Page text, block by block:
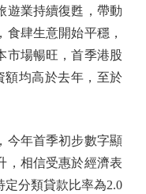
遊業持續復甦，帶動
肆生意開始平穩，
市場暢旺，首季港股
額均高於去年，至於
年首季初步數字顯
，相信受惠於經濟表
分類貸款比率為2.0